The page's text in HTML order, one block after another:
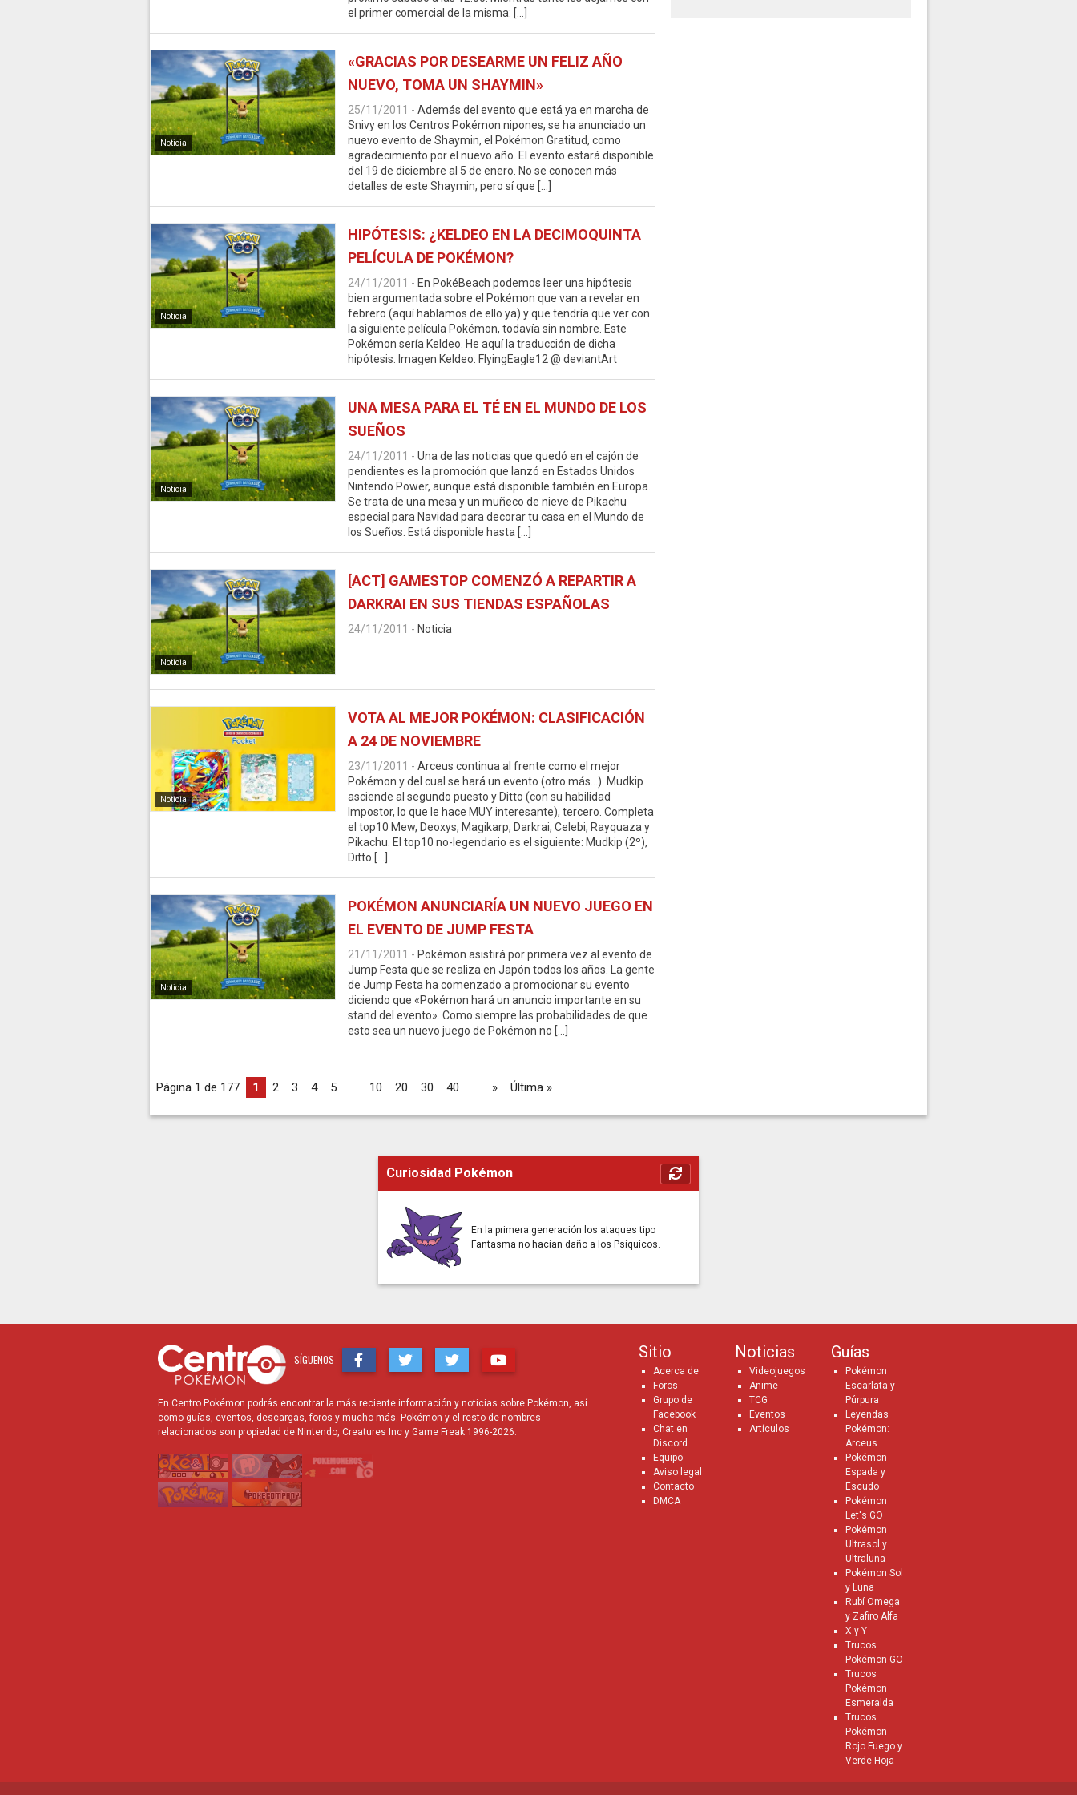
el primer comercial de la misma: […]
Noticia
«GRACIAS POR DESEARME UN FELIZ AÑO
NUEVO, TOMA UN SHAYMIN»
25/11/2011 - Además del evento que está ya en marcha de
Snivy en los Centros Pokémon nipones, se ha anunciado un
nuevo evento de Shaymin, el Pokémon Gratitud, como
agradecimiento por el nuevo año. El evento estará disponible
del 19 de diciembre al 5 de enero. No se conocen más
detalles de este Shaymin, pero sí que […]
Noticia
HIPÓTESIS: ¿KELDEO EN LA DECIMOQUINTA
PELÍCULA DE POKÉMON?
24/11/2011 - En PokéBeach podemos leer una hipótesis
bien argumentada sobre el Pokémon que van a revelar en
febrero (aquí hablamos de ello ya) y que tendría que ver con
la siguiente película Pokémon, todavía sin nombre. Este
Pokémon sería Keldeo. He aquí la traducción de dicha
hipótesis. Imagen Keldeo: FlyingEagle12 @ deviantArt
Noticia
UNA MESA PARA EL TÉ EN EL MUNDO DE LOS
SUEÑOS
24/11/2011 - Una de las noticias que quedó en el cajón de
pendientes es la promoción que lanzó en Estados Unidos
Nintendo Power, aunque está disponible también en Europa.
Se trata de una mesa y un muñeco de nieve de Pikachu
especial para Navidad para decorar tu casa en el Mundo de
los Sueños. Está disponible hasta […]
Noticia
[ACT] GAMESTOP COMENZÓ A REPARTIR A
DARKRAI EN SUS TIENDAS ESPAÑOLAS
24/11/2011 - Noticia
Noticia
VOTA AL MEJOR POKÉMON: CLASIFICACIÓN
A 24 DE NOVIEMBRE
23/11/2011 - Arceus continua al frente como el mejor
Pokémon y del cual se hará un evento (otro más…). Mudkip
asciende al segundo puesto y Ditto (con su habilidad
Impostor, lo que le hace MUY interesante), tercero. Completa
el top10 Mew, Deoxys, Magikarp, Darkrai, Celebi, Rayquaza y
Pikachu. El top10 no-legendario es el siguiente: Mudkip (2º),
Ditto […]
Noticia
POKÉMON ANUNCIARÍA UN NUEVO JUEGO EN
EL EVENTO DE JUMP FESTA
21/11/2011 - Pokémon asistirá por primera vez al evento de
Jump Festa que se realiza en Japón todos los años. La gente
de Jump Festa ha comenzado a promocionar su evento
diciendo que «Pokémon hará un anuncio importante en su
stand del evento». Como siempre las probabilidades de que
esto sea un nuevo juego de Pokémon no […]
Página 1 de 177 1 2 3 4 5 10 20 30 40 » Última »
Curiosidad Pokémon
En la primera generación los ataques tipo
Fantasma no hacían daño a los Psíquicos.
SÍGUENOS
En Centro Pokémon podrás encontrar la más reciente información y noticias sobre Pokémon, así
como guías, eventos, descargas, foros y mucho más. Pokémon y el resto de nombres
relacionados son propiedad de Nintendo, Creatures Inc y Game Freak 1996-2026.
Sitio
Acerca de
Foros
Grupo de
Facebook
Chat en
Discord
Equipo
Aviso legal
Contacto
DMCA
Noticias
Videojuegos
Anime
TCG
Eventos
Artículos
Guías
Pokémon
Escarlata y
Púrpura
Leyendas
Pokémon:
Arceus
Pokémon
Espada y
Escudo
Pokémon
Let's GO
Pokémon
Ultrasol y
Ultraluna
Pokémon Sol
y Luna
Rubí Omega
y Zafiro Alfa
X y Y
Trucos
Pokémon GO
Trucos
Pokémon
Esmeralda
Trucos
Pokémon
Rojo Fuego y
Verde Hoja